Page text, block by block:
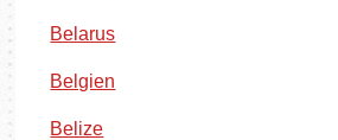
Belarus
Belgien
Belize